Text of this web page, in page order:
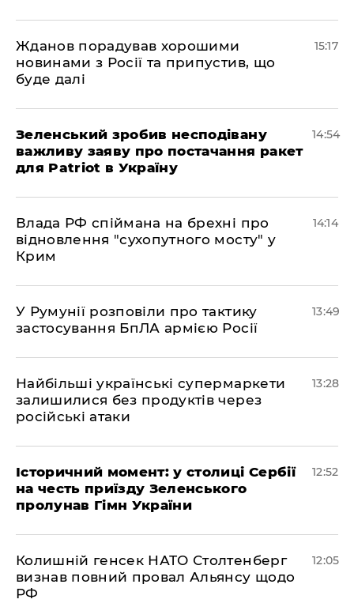
Жданов порадував хорошими
новинами з Росії та припустив, що
буде далі
15:17
Зеленський зробив несподівану
важливу заяву про постачання ракет
для Patriot в Україну
14:54
Влада РФ спіймана на брехні про
відновлення "сухопутного мосту" у
Крим
14:14
У Румунії розповіли про тактику
застосування БпЛА армією Росії
13:49
Найбільші українські супермаркети
залишилися без продуктів через
російські атаки
13:28
Історичний момент: у столиці Сербії
на честь приїзду Зеленського
пролунав Гімн України
12:52
Колишній генсек НАТО Столтенберг
визнав повний провал Альянсу щодо
РФ
12:05